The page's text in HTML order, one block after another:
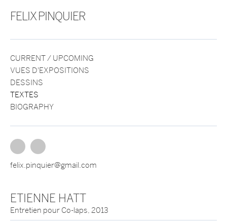
FELIX PINQUIER
CURRENT / UPCOMING
VUES D'EXPOSITIONS
DESSINS
TEXTES
BIOGRAPHY
felix.pinquier@gmail.com
ETIENNE HATT
Entretien pour Co-laps, 2013